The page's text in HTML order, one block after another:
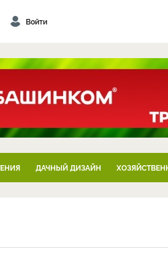
Войти
ДАЧНЫЙ ДИЗАЙН